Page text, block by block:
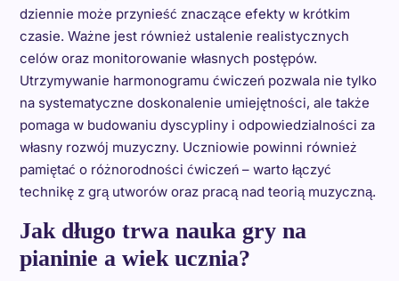
dziennie może przynieść znaczące efekty w krótkim
czasie. Ważne jest również ustalenie realistycznych
celów oraz monitorowanie własnych postępów.
Utrzymywanie harmonogramu ćwiczeń pozwala nie tylko
na systematyczne doskonalenie umiejętności, ale także
pomaga w budowaniu dyscypliny i odpowiedzialności za
własny rozwój muzyczny. Uczniowie powinni również
pamiętać o różnorodności ćwiczeń – warto łączyć
technikę z grą utworów oraz pracą nad teorią muzyczną.
Jak długo trwa nauka gry na
pianinie a wiek ucznia?